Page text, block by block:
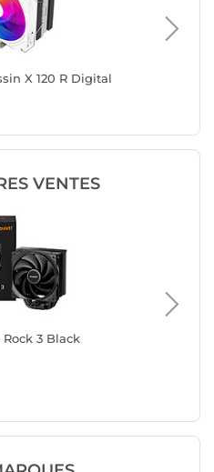
X 120 R Digital
VENTES
3 Black